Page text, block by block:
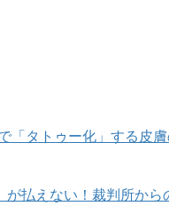
「タトゥー化」する皮
払えない！裁判所か